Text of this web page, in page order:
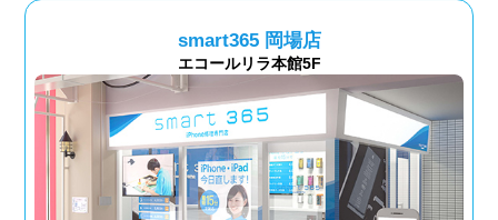
smart365 岡場店
エコールリラ本館5F